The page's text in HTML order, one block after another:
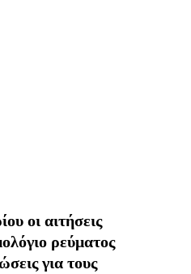
οι αιτήσεις
ρεύματος
για τους